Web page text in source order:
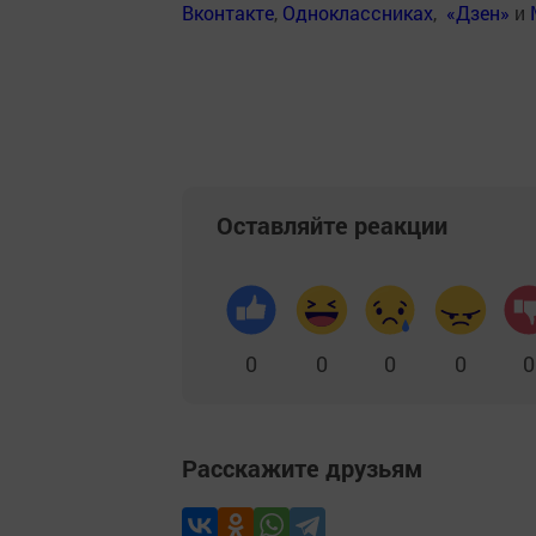
Вконтакте, Одноклассниках, «Дзен» и
Оставляйте реакции
0 0 0 0 0
Расскажите друзьям